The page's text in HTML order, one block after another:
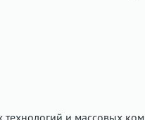
и массовых